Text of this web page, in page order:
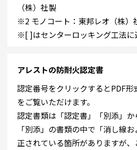
（株）社製
※2 モノコート：東邦レオ（株）
※[ ]はセンターロッキング工法に
アレストの防耐火認定書
認定番号をクリックするとPDF
をご覧いただけます。
認定書類は「認定書」「別添」か
「別添」の書類の中で「消し線
正されている箇所がありますが